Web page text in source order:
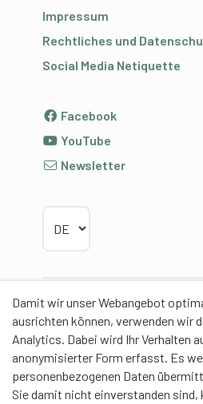
Damit wir unser Webangebot
ausrichten können, verwenden wir
Analytics. Dabei wird Ihr Verhalten
anonymisierter Form erfasst. Es
personenbezogenen Daten
Sie damit nicht einverstanden sind,
Impressum
Rechtliches und
Social Media Netiquette
Facebook
YouTube
Newsletter
Partner